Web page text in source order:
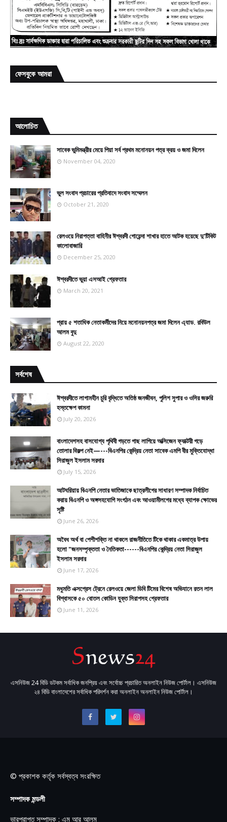
ফেসবুকে আমরা
আলোচিত
সাবেক ভুমিমন্ত্রীর মেয়ে পিয়া সর্ব প্রথম মনোনয়ন পত্র ক্রয় ও জমা দিলেন
November 04, 2020
ভুল সংবাদ প্রচারের প্রতিবাদে সংবাদ সম্মেলন
October 21, 2020
রেলওয়ে নিরাপত্তা বাহিনীর ঈশ্বরদী গোয়েন্দা শাখার হাতে আটক হয়েছে দু’টিকিট
কালোবাজারি
December 25, 2020
ঈশ্বরদীতে ভুয়া এসআই গ্রেফতার
March 20, 2021
প্রায় ৫ শতাধিক নেতাকর্মীদের নিয়ে মনোনয়নপত্র জমা দিলেন এ্যাড. রবিউল
আলম বুদু
August 22, 2020
সর্বশেষ
ঈশ্বরদীতে লাগামহীন চুরি বৃদ্ধিতে অতিষ্ঠ জনজীবন, পুলিশ সুপার ও ওসির জরুরি
হস্তক্ষেপ কামনা
July 20, 2026
বাংলাদেশসহ বাসযোগ্য পৃথিবী গড়তে গাছ লাগিয়ে অক্সিজেন ফ্যাক্টরী গড়ে
তোলার বিকল্প নেই—---বিএনপির কেন্দ্রিয় নেতা সাবেক এমপি বীর মুক্তিযোদ্ধা
সিরাজুল ইসলাম সরদার
July 15, 2026
আটঘরিয়ায় বিএনপি নেতার ভাতিজাকে ছাত্রলীগের সাধারণ সম্পাদক নির্বাচিত
করায় বিএনপি ও অঙ্গসহযোগি সংগঠন এবং আওয়ামীলগের মধ্যে ব্যাপক ক্ষোভের
সৃষ্টি
June 26, 2026
​​অবৈধ অর্থ বা পেশীশক্তি না থাকলে রাজনীতিতে টিকে থাকার একমাত্র উপায়
হলো "জনসম্পৃক্ততা ও নৈতিকতা------বিএনপির কেন্দ্রিয় নেতা সিরাজুল
ইসলাম সরদার
June 17, 2026
মধুমতি এক্সপ্রেস ট্রেনে রেলওয়ে জেলা ডিবি টিমের বিশেষ অভিযানে রতন লাল
বিশ্বাসকে ৫০ বোতল কোডিন যুক্ত সিরাপসহ গ্রেফতার
June 11, 2026
এসনিউজ 24 বিডি ডটকম সর্বাধিক জনপ্রিয় এবং সর্বোচ্চ প্রচারিত অনলাইন নিউজ পোর্টাল। এসনিউজ
২৪ বিডি বাংলাদেশের সর্বাধিক পরিদর্শন করা অনলাইন অনলাইন নিউজ পোর্টাল।
© প্রকাশক কর্তৃক সর্বস্বত্ব সংরক্ষিত
সম্পাদক মন্ডলী
ভারপ্রাপ্ত সম্পাদক : এম আর আলম